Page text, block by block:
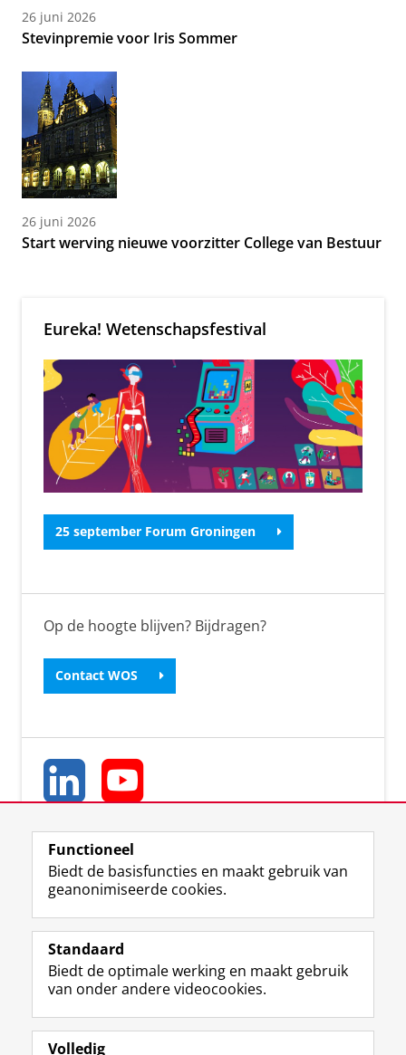
26 juni 2026
Stevinpremie voor Iris Sommer
26 juni 2026
Start werving nieuwe voorzitter College van Bestuur
Eureka! Wetenschapsfestival
25 september Forum Groningen
Op de hoogte blijven? Bijdragen?
Contact WOS
Volg ons op
L
i
k
e
I
Y
o
T
e
Studiekiezers
Alumni
Functioneel
Biedt de basisfuncties en maakt gebruik van
geanonimiseerde cookies.
Standaard
Biedt de optimale werking en maakt gebruik
van onder andere videocookies.
Volledig